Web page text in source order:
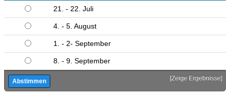
21. - 22. Juli
4. - 5. August
1. - 2- September
8. - 9. September
[Zeige Ergebnisse]